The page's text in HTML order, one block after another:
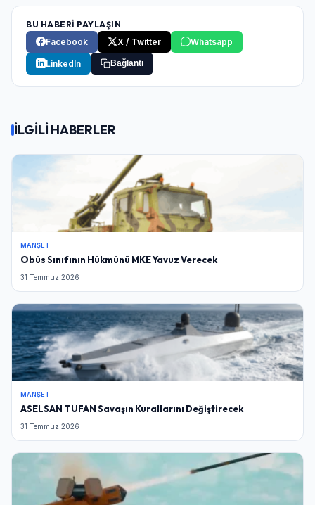
BU HABERİ PAYLAŞIN
Facebook
X / Twitter Whatsapp
LinkedIn Bağlantı
İLGİLİ HABERLER
MANŞET
Obüs Sınıfının Hükmünü MKE Yavuz Verecek
31 Temmuz 2026
MANŞET
ASELSAN TUFAN Savaşın Kurallarını Değiştirecek
31 Temmuz 2026